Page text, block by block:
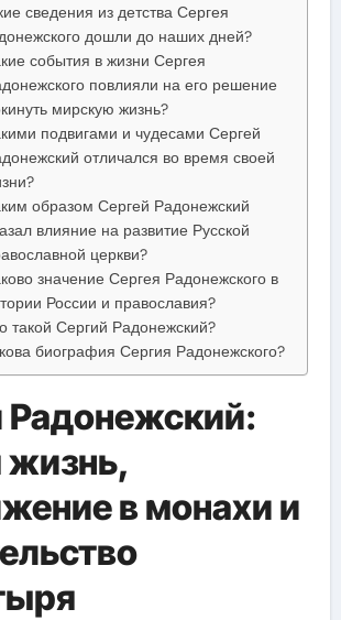
сведения из детства Сергея
дошли до наших дней?
события в жизни Сергея
повлияли на его решение
мирскую жизнь?
подвигами и чудесами Сергей
отличался во время своей
образом Сергей Радонежский
влияние на развитие Русской
церкви?
значение Сергея Радонежского в
России и православия?
такой Сергий Радонежский?
биография Сергия Радонежского?
Радонежский:
жизнь,
в монахи и